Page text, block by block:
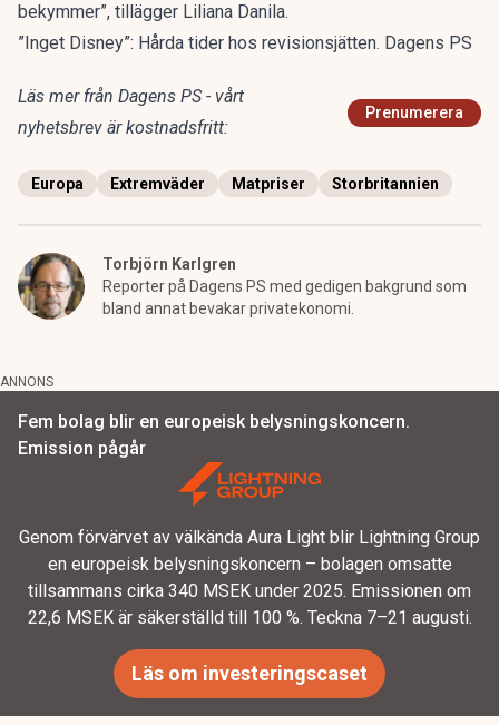
bekymmer”, tillägger Liliana Danila.
”Inget Disney”: Hårda tider hos revisionsjätten. Dagens PS
Läs mer från Dagens PS - vårt
nyhetsbrev är kostnadsfritt:
Prenumerera
Europa Extremväder Matpriser Storbritannien
Torbjörn Karlgren
Reporter på Dagens PS med gedigen bakgrund som
bland annat bevakar privatekonomi.
ANNONS
Fem bolag blir en europeisk belysningskoncern.
Emission pågår
Genom förvärvet av välkända Aura Light blir Lightning Group
en europeisk belysningskoncern – bolagen omsatte
tillsammans cirka 340 MSEK under 2025. Emissionen om
22,6 MSEK är säkerställd till 100 %. Teckna 7–21 augusti.
Läs om investeringscaset